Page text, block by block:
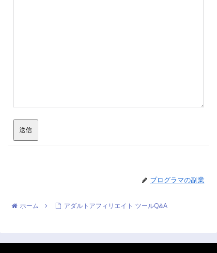
送信
プログラマの副業
ホーム アダルトアフィリエイト ツールQ&A